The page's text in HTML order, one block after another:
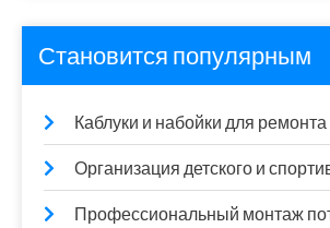
Становится популярным
Каблуки и набойки для
Организация детского и
Профессиональный монтаж